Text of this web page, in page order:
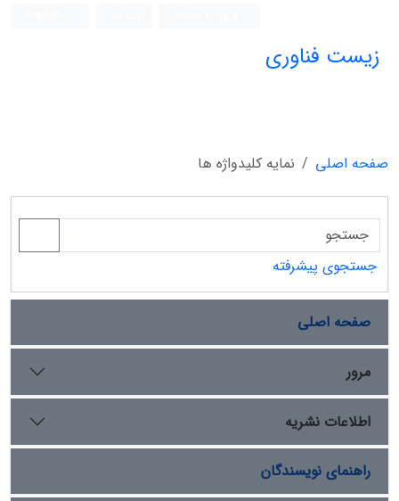
زیست فناوری
صفحه اصلی نمایه کلیدواژه ها
جستجوی پیشرفته
صفحه اصلی
مرور
اطلاعات نشریه
راهنمای نویسندگان